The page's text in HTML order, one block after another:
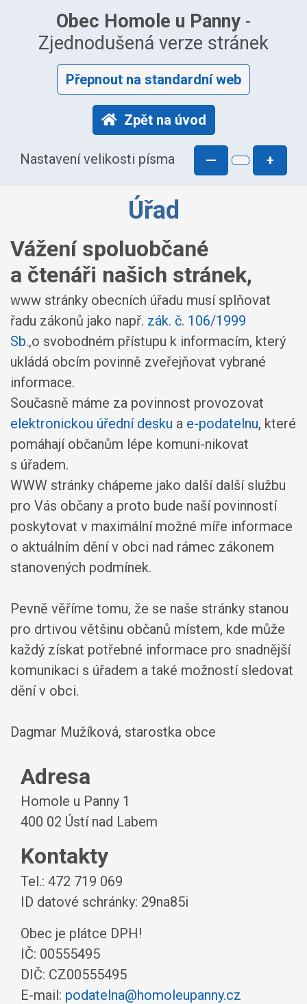
Obec Homole u Panny -
Zjednodušená verze stránek
Přepnout na standardní web
Zpět na úvod
Nastavení velikosti písma — +
Úřad
Vážení spoluobčané
a čtenáři našich stránek,
www stránky obecních úřadu musí splňovat
řadu zákonů jako např. zák. č. 106/1999
Sb.,o svobodném přístupu k informacím, který
ukládá obcím povinně zveřejňovat vybrané
informace.
Současně máme za povinnost provozovat
elektronickou úřední desku a e-podatelnu, které
pomáhají občanům lépe komuni-nikovat
s úřadem.
WWW stránky chápeme jako další další službu
pro Vás občany a proto bude naší povinností
poskytovat v maximální možné míře informace
o aktuálním dění v obci nad rámec zákonem
stanovených podmínek.
Pevně věříme tomu, že se naše stránky stanou
pro drtivou většinu občanů místem, kde může
každý získat potřebné informace pro snadnější
komunikaci s úřadem a také možností sledovat
dění v obci.
Dagmar Mužíková, starostka obce
Adresa
Homole u Panny 1
400 02 Ústí nad Labem
Kontakty
Tel.: 472 719 069
ID datové schránky: 29na85i
Obec je plátce DPH!
IČ: 00555495
DIČ: CZ00555495
E-mail: podatelna@homoleupanny.cz